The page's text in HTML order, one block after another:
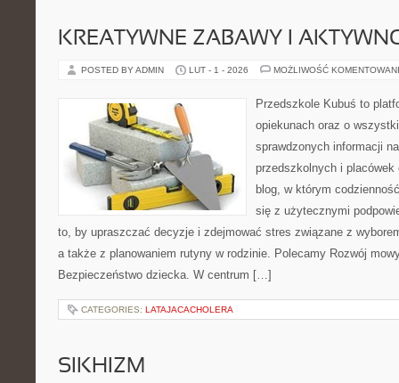
KREATYWNE ZABAWY I
POSTED BY ADMIN LUT - 1 - 2026 MOŻLIWOŚĆ
Przedszkole Kubuś to
opiekunach oraz o
sprawdzonych informacji
przedszkolnych i placówek
blog, w którym
się z użytecznymi
to, by upraszczać decyzje i zdejmować stres związane z
a także z planowaniem rutyny w rodzinie. Polecamy Rozwój
Bezpieczeństwo dziecka. W centrum […]
CATEGORIES: LATAJACACHOLERA
SIKHIZM